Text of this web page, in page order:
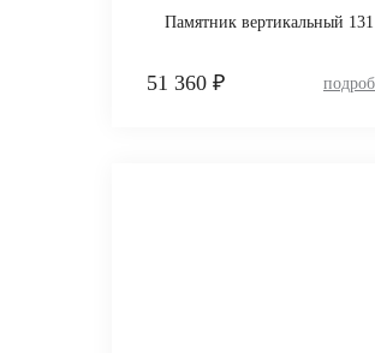
Памятник вертикальный 131
51 360 ₽